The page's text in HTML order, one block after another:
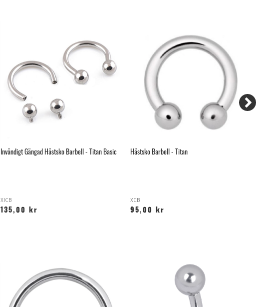
Invändigt Gängad Hästsko Barbell - Titan Basic
XICB
135,00 kr
Hästsko Barbell - Titan
XCB
95,00 kr